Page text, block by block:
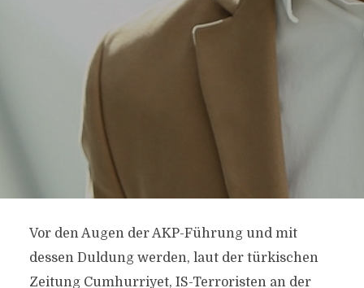
Vor den Augen der AKP-Führung und mit
dessen Duldung werden, laut der türkischen
Zeitung Cumhurriyet, IS-Terroristen an der